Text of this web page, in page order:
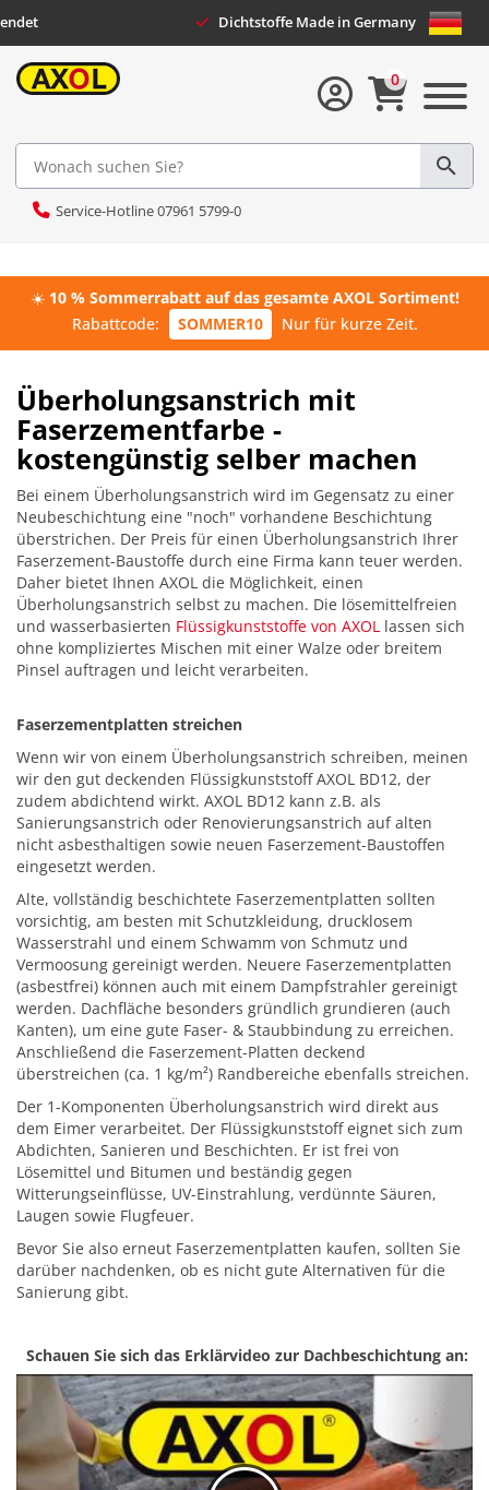
Dichtstoffe Made in Germany
Service-Hotline 07961 5799-0
0
☀️ 10 % Sommerrabatt auf das gesamte AXOL Sortiment!
Rabattcode:
SOMMER10 Nur für kurze Zeit.
Überholungsanstrich mit
Faserzementfarbe -
kostengünstig selber machen
Bei einem Überholungsanstrich wird im Gegensatz zu einer
Neubeschichtung eine "noch" vorhandene Beschichtung
überstrichen. Der Preis für einen Überholungsanstrich Ihrer
Faserzement-Baustoffe durch eine Firma kann teuer werden.
Daher bietet Ihnen AXOL die Möglichkeit, einen
Überholungsanstrich selbst zu machen. Die lösemittelfreien
und wasserbasierten Flüssigkunststoffe von AXOL lassen sich
ohne kompliziertes Mischen mit einer Walze oder breitem
Pinsel auftragen und leicht verarbeiten.
Faserzementplatten streichen
Wenn wir von einem Überholungsanstrich schreiben, meinen
wir den gut deckenden Flüssigkunststoff AXOL BD12, der
zudem abdichtend wirkt. AXOL BD12 kann z.B. als
Sanierungsanstrich oder Renovierungsanstrich auf alten
nicht asbesthaltigen sowie neuen Faserzement-Baustoffen
eingesetzt werden.
Alte, vollständig beschichtete Faserzementplatten sollten
vorsichtig, am besten mit Schutzkleidung, drucklosem
Wasserstrahl und einem Schwamm von Schmutz und
Vermoosung gereinigt werden. Neuere Faserzementplatten
(asbestfrei) können auch mit einem Dampfstrahler gereinigt
werden. Dachfläche besonders gründlich grundieren (auch
Kanten), um eine gute Faser- & Staubbindung zu erreichen.
Anschließend die Faserzement-Platten deckend
überstreichen (ca. 1 kg/m²) Randbereiche ebenfalls streichen.
Der 1-Komponenten Überholungsanstrich wird direkt aus
dem Eimer verarbeitet. Der Flüssigkunststoff eignet sich zum
Abdichten, Sanieren und Beschichten. Er ist frei von
Lösemittel und Bitumen und beständig gegen
Witterungseinflüsse, UV-Einstrahlung, verdünnte Säuren,
Laugen sowie Flugfeuer.
Bevor Sie also erneut Faserzementplatten kaufen, sollten Sie
darüber nachdenken, ob es nicht gute Alternativen für die
Sanierung gibt.
Schauen Sie sich das Erklärvideo zur Dachbeschichtung an: